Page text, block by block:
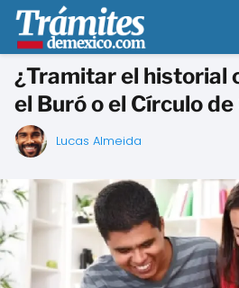
¿Tramitar el historial
el Buró o el Círculo
Lucas Almeida